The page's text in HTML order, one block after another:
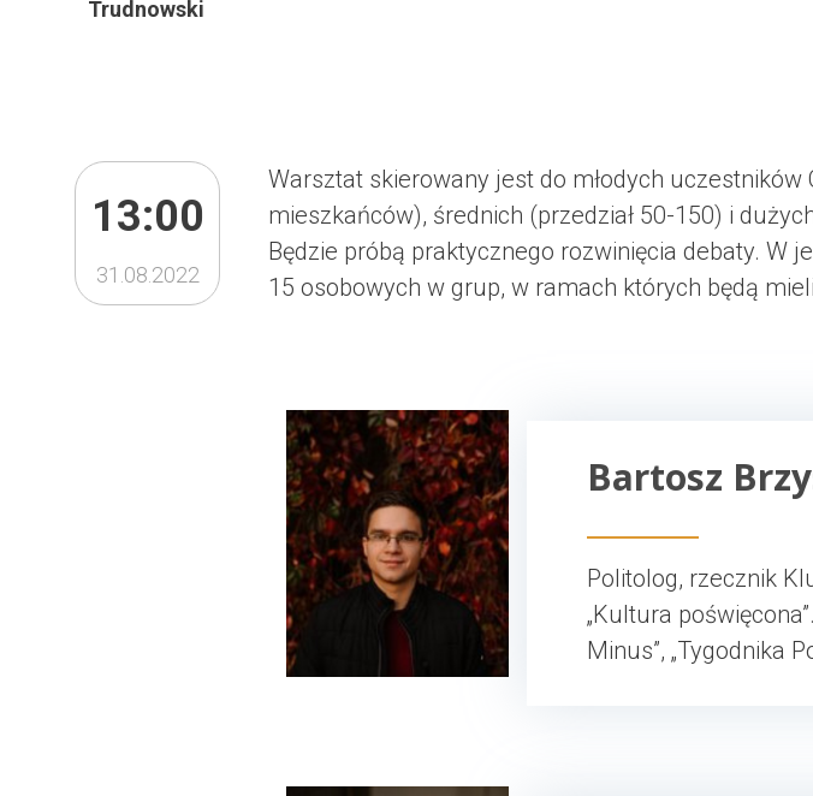
Trudnowski
13:00
31.08.2022
Warsztat skierowany jest do młodych
mieszkańców), średnich (przedział 50-150) i
Będzie próbą praktycznego rozwinięcia debaty. W
15 osobowych w grup, w ramach których będą
Bartosz
Politolog, rzecznik
„Kultura
Minus”, „Tygodnika